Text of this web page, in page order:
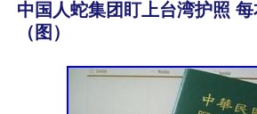
中国人蛇集团盯上台湾护照
（图）